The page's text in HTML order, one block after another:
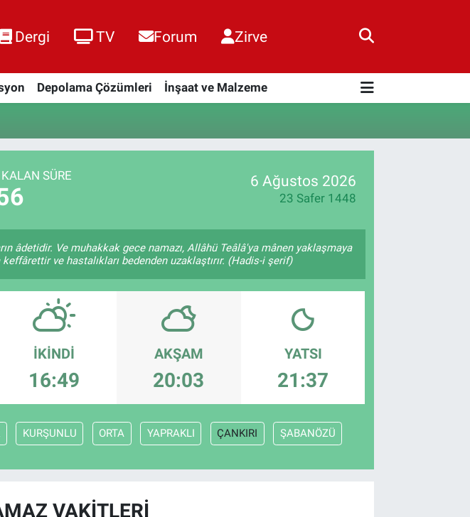
Dergi TV Forum Zirve
Depolama Çözümleri İnşaat ve Malzeme
SÜRE 6 Ağustos 2026
23 Safer 1448
âdetidir. Ve muhakkak gece namazı, Allâhü Teâlâ'ya mânen yaklaşmaya
ve hastalıkları bedenden uzaklaştırır. (Hadis-i şerif)
İKINDI
16:49
AKŞAM
20:03
YATSI
21:37
KURŞUNLU ORTA YAPRAKLI ÇANKIRI ŞABANÖZÜ
VAKITLERI